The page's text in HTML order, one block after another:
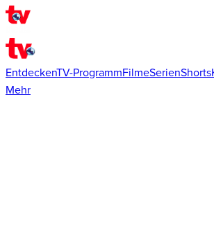
EntdeckenTV-ProgrammFilmeSerienShorts
Mehr